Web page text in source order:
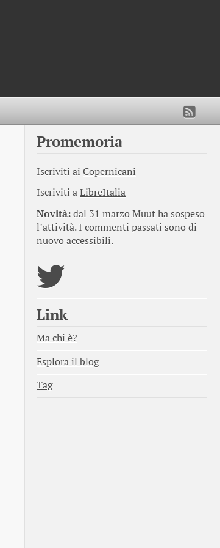
Promemoria
Iscriviti ai Copernicani
Iscriviti aLibreItalia
Novità:dal 31 marzo Muut ha sospeso
l’attività. I commenti passati sono di
nuovo accessibili.
Link
Ma chi è?
Esplora il blog
Tag